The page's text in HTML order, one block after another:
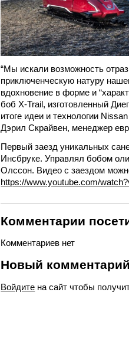
“Мы искали возможность
приключенческую натуру
вдохновение в форме и
боб X-Trail, изготовленный
итоге идеи и технологии
Дэрил Скрайвен, менеджер
Первый заезд уникальных
Инсбруке. Управлял бобом
Олссон. Видео с заездом
https://www.youtube.com/
Комментарии
Комментариев нет
Новый
Войдите на сайт чтобы